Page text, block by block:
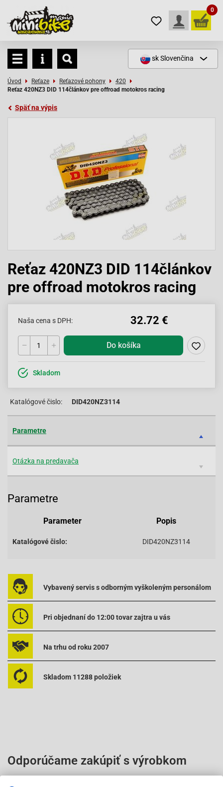
0
skSlovenčina
Úvod Reťaze Reťazové pohony
420
Reťaz 420NZ3 DID 114článkov pre offroad motokros racing
Späť na výpis
Reťaz 420NZ3 DID 114článkov
pre offroad motokros racing
Naša cena s DPH: 32.72 €
Do košíka
Skladom
Katalógové čislo: DID420NZ3114
Parametre
Otázka na predavača
Parametre
Parameter Popis
Katalógové čislo: DID420NZ3114
Vybavený servis s odborným vyškoleným personálom
Pri objednaní do 12:00 tovar zajtra u vás
Na trhu od roku 2007
Skladom 11288 položiek
Odporúčame zakúpiť s výrobkom